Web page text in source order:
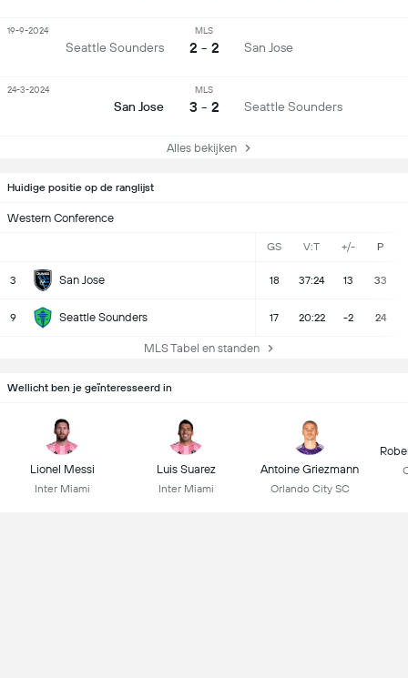
Huidige positie op de ranglijst
Western Conference
GS V:T +/- P
3 San Jose 18 37:24 13 33
9 Seattle Sounders 17 20:22 -2 24
MLS Tabel en standen
Seattle Sounders
MLS
2 - 2 San Jose
19-9-2024
San Jose
MLS
3 - 2 Seattle Sounders
24-3-2024
Alles bekijken
Wellicht ben je geïnteresseerd in
Lionel Messi
Inter Miami
Luis Suarez
Inter Miami
Antoine Griezmann
Orlando City SC